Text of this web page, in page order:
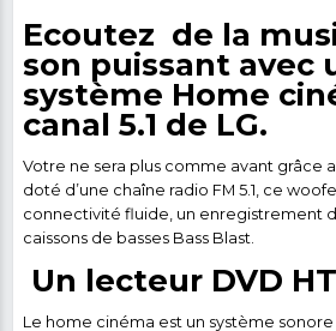
0 FCFA
POLITIQUE DE RETOUR
Marque Modèle
Home Cinéma LG -